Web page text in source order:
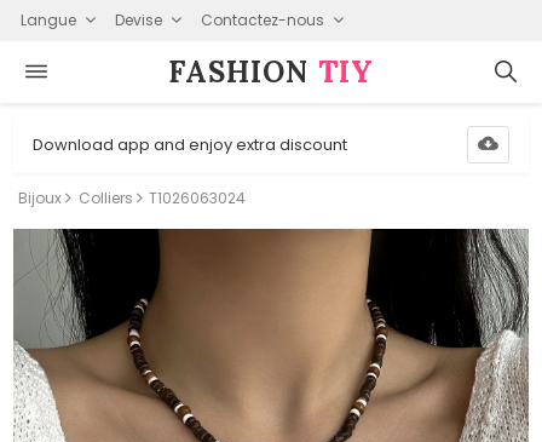
Langue Devise Contactez-nous
FASHION⁠ TIY
Download app and enjoy extra discount
Bijoux Colliers T1026063024